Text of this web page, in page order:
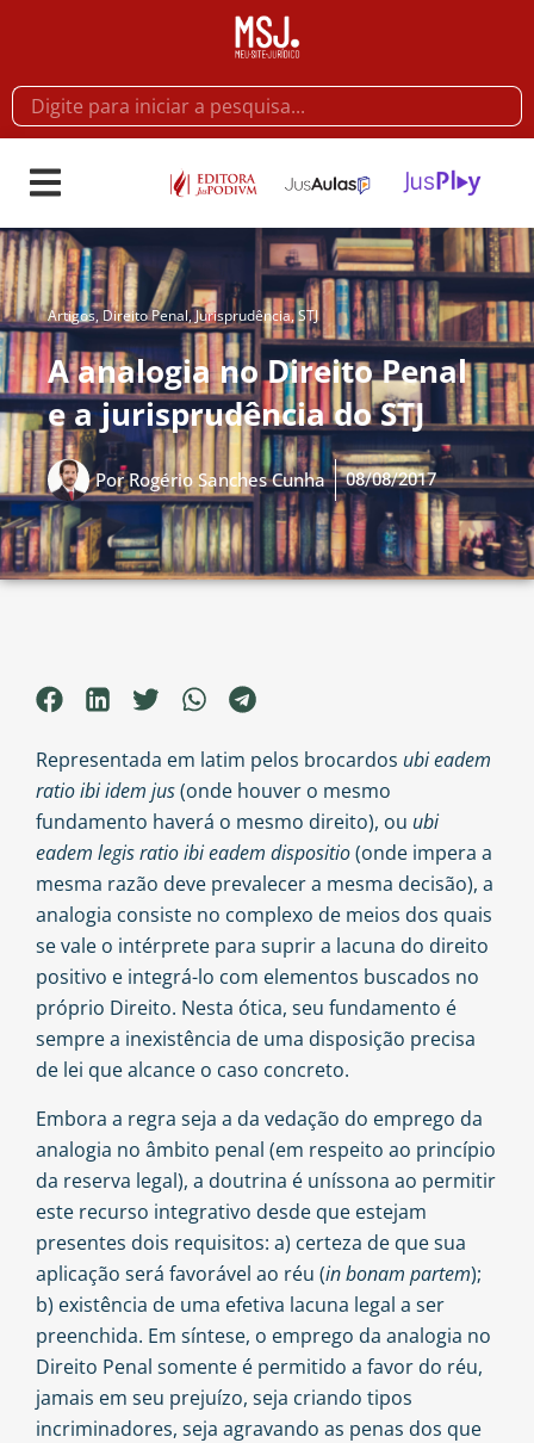
Artigos,Direito Penal,Jurisprudência,STJ
A analogia no Direito Penal
e a jurisprudência do STJ
PorRogério Sanches Cunha 08/08/2017
Representada em latim pelos brocardos ubi eadem
ratio ibi idem jus(onde houver o mesmo
fundamento haverá o mesmo direito), ou ubi
eadem legis ratio ibi eadem dispositio(onde impera a
mesma razão deve prevalecer a mesma decisão), a
analogia consiste no complexo de meios dos quais
se vale o intérprete para suprir a lacuna do direito
positivo e integrá-lo com elementos buscados no
próprio Direito. Nesta ótica, seu fundamento é
sempre a inexistência de uma disposição precisa
de lei que alcance o caso concreto.
Embora a regra seja a da vedação do emprego da
analogia no âmbito penal (em respeito ao princípio
da reserva legal), a doutrina é uníssona ao permitir
este recurso integrativo desde que estejam
presentes dois requisitos: a) certeza de que sua
aplicação será favorável ao réu (in bonam partem);
b) existência de uma efetiva lacuna legal a ser
preenchida. Em síntese, o emprego da analogia no
Direito Penal somente é permitido a favor do réu,
jamais em seu prejuízo, seja criando tipos
incriminadores, seja agravando as penas dos que